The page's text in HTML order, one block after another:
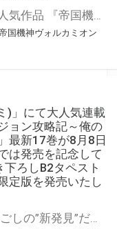
国機神ヴォルカミオン
)」にて大人気連載
ョン攻略記～俺の
最新17巻が8月8日
は発売を記念して
下ろしB2タペスト
定版を発売いたし